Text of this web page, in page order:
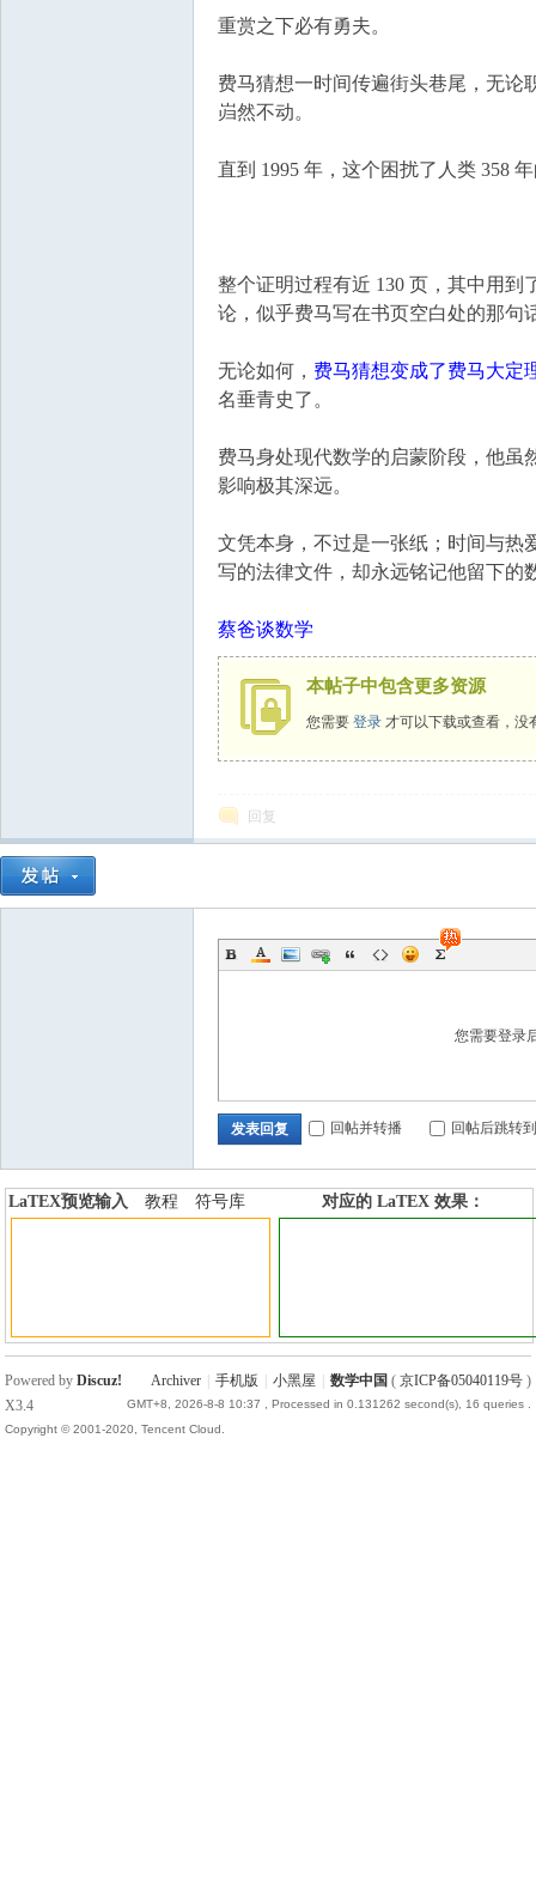
重赏之下必有勇夫。
费马猜想一时间传遍街头巷尾，无论
岿然不动。
直到 1995 年，这个困扰了人类 358
整个证明过程有近 130 页，其中用
论，似乎费马写在书页空白处的那句
无论如何， 费马猜想变成了费马大定
名垂青史了。
费马身处现代数学的启蒙阶段，他虽
影响极其深远。
文凭本身，不过是一张纸；时间与
写的法律文件，却永远铭记他留下的
蔡爸谈数学
本帖子中包含更多资源
您需要 登录 才可以下载或查看，没
回复
您需要登录
发表回复 回帖并转播 回帖后跳转
LaTEX预览输入 教程
符号库
对应的 LaTEX 效果：
Archiver 手机版 小黑屋 数学中国 ( 京ICP备05040119号)
GMT+8, 2026-8-8 10:37 , Processed in 0.131262 second(s), 16 queries .
Powered byDiscuz!
X3.4
Copyright © 2001-2020, Tencent Cloud.